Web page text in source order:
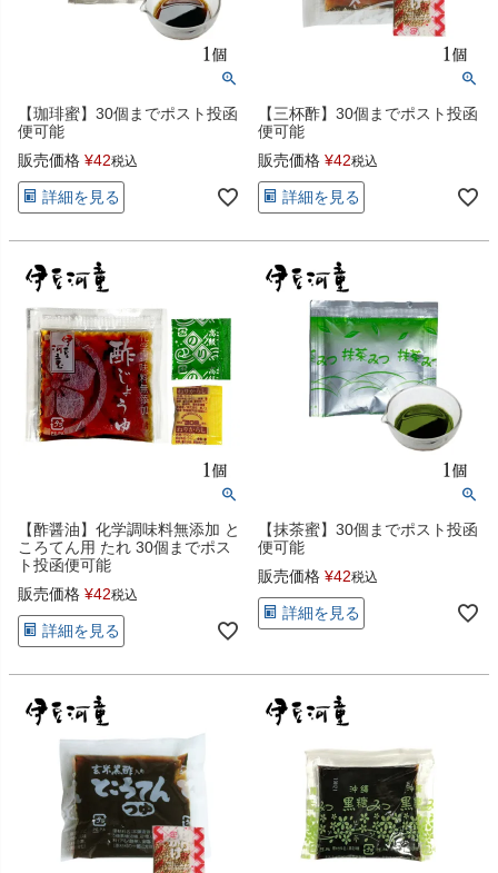
【珈琲蜜】30個までポスト投函
便可能
販売価格 ¥42税込
詳細を見る
【三杯酢】30個までポスト投函
便可能
販売価格 ¥42税込
詳細を見る
【酢醤油】化学調味料無添加 と
ころてん用 たれ 30個までポス
ト投函便可能
販売価格 ¥42税込
詳細を見る
【抹茶蜜】30個までポスト投函
便可能
販売価格 ¥42税込
詳細を見る